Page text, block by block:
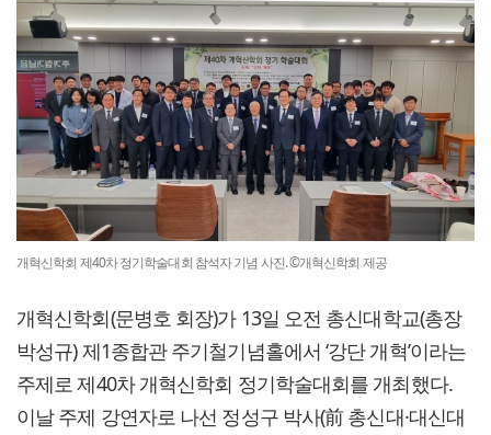
개혁신학회 제40차 정기학술대회 참석자 기념 사진. ©개혁신학회 제공
개혁신학회(문병호 회장)가 13일 오전 총신대학교(총장
박성규) 제1종합관 주기철기념홀에서 ‘강단 개혁’이라는
주제로 제40차 개혁신학회 정기학술대회를 개최했다.
이날 주제 강연자로 나선 정성구 박사(前 총신대·대신대